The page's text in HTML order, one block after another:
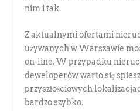
nim i tak.
Z aktualnymi ofertami
używanych w Warszawie
on-line. W przypadku
deweloperów warto się
przyszłościowych
bardzo szybko.